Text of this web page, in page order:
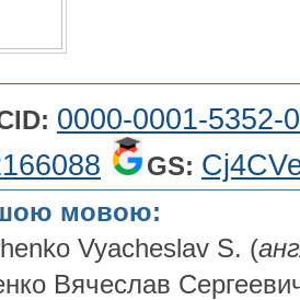
0000-0001-5352-
GS:
мовою:
Vyacheslav S. (
Вячеслав